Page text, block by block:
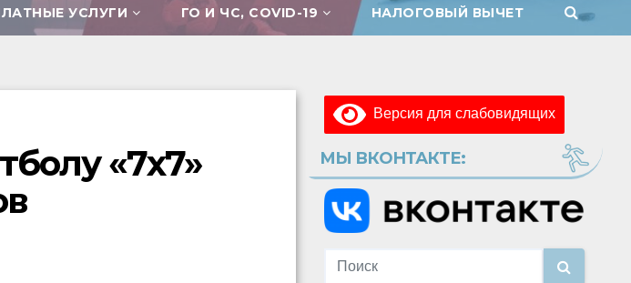
УСЛУГИ ГО И ЧС, COVID-19 НАЛОГОВЫЙ ВЫЧЕТ
«7х7»
Версия для слабовидящих
МЫ ВКОНТАКТЕ: